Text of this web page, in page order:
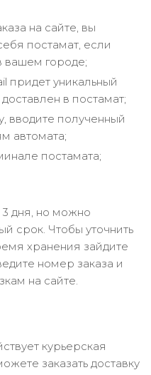
на сайте, вы
постамат, если
вашем городе;
придет уникальный
в постамат;
вводите полученный
автомата;
постамата;
дня, но можно
срок. Чтобы уточнить
хранения зайдите
номер заказа и
на сайте.
курьерская
заказать доставку